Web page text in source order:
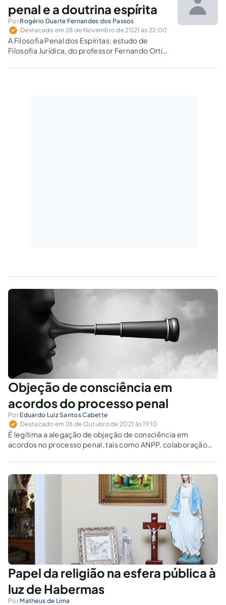
penal e a doutrina espírita
Por Rogério Duarte Fernandes dos Passos
Destacado em 28 de Novembro de 2021 às 22:00
A Filosofia Penal dos Espíritas: estudo de
Filosofia Jurídica, do professor Fernando Ortiz,
metafísico ao Direito Penal e à adequada
Objeção de consciência em
acordos do processo penal
Por Eduardo Luiz Santos Cabette
Destacado em 26 de Outubro de 2021 às 19:10
É legítima a alegação de objeção de consciência em
acordos no processo penal, tais como ANPP, colaboração
processo?
Papel da religião na esfera pública à
luz de Habermas
Por Matheus de Lima